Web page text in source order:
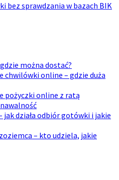
bez sprawdzania w bazach BIK
można dostać?
chwilówki online – gdzie duża
pożyczki online z ratą
jak działa odbiór gotówki i jakie
– kto udziela, jakie